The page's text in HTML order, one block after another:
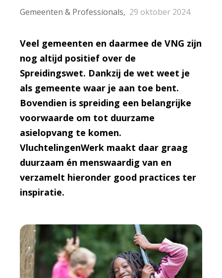
Gemeenten & Professionals 29 oktober 2024
Veel gemeenten en daarmee de VNG zijn
nog altijd positief over de
Spreidingswet. Dankzij de wet weet je
als gemeente waar je aan toe bent.
Bovendien is spreiding een belangrijke
voorwaarde om tot duurzame
asielopvang te komen.
VluchtelingenWerk maakt daar graag
duurzaam én menswaardig van en
verzamelt hieronder good practices ter
inspiratie.